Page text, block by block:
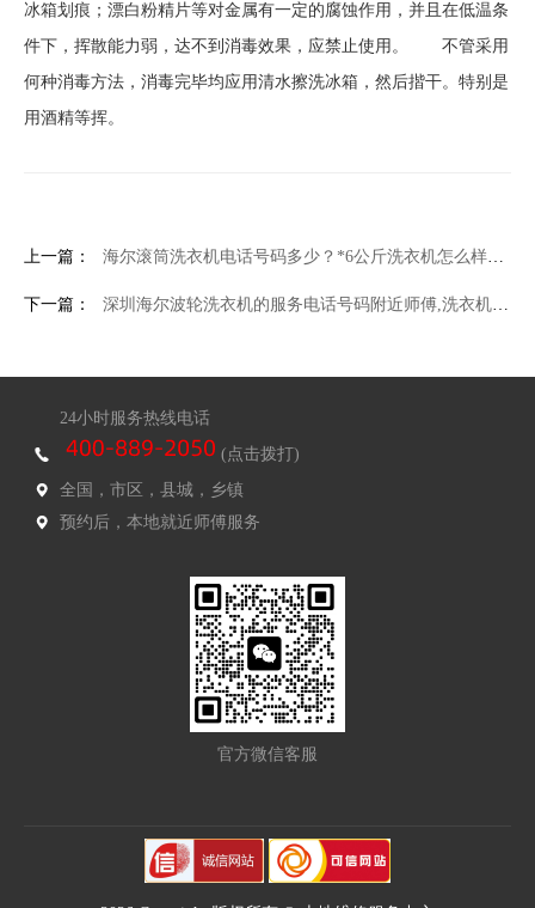
冰箱划痕；漂白粉精片等对金属有一定的腐蚀作用，并且在低温条
件下，挥散能力弱，达不到消毒效果，应禁止使用。 不管采用
何种消毒方法，消毒完毕均应用清水擦洗冰箱，然后揩干。特别是
用酒精等挥。
上一篇： 海尔滚筒洗衣机电话号码多少？*6公斤洗衣机怎么样_洗衣机性能介绍
下一篇： 深圳海尔波轮洗衣机的服务电话号码附近师傅,洗衣机支架(洗衣机支架的利弊)
24小时服务热线电话
(点击拨打)
全国，市区，县城，乡镇
预约后，本地就近师傅服务
官方微信客服